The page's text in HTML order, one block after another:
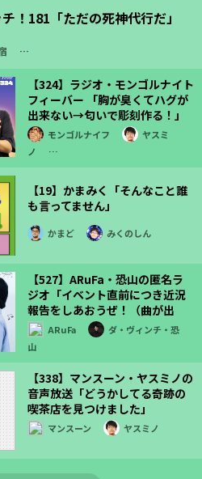
！181「ただの死神代行だ」
…
【324】ラジオ・モンゴルナイト
フィーバー 「胸が臭くてハグが
出来ない→匂いで彫刻作る！」
モンゴルナイフ
ヤスミ
ノ
…
【19】かまみく「そんなこと誰
も言ってません」
かまど みくのしん
【527】ARuFa・恐山の匿名ラ
ジオ「イベント直前につき近況
報告をしあおうぜ！（曲が出
た！）」
ARuFa
ダ・ヴィンチ・恐
山
【338】マンスーン・ヤスミノの
音声放送「どうかしてる奇跡の
喫茶店を見つけました」
マンスーン ヤスミノ